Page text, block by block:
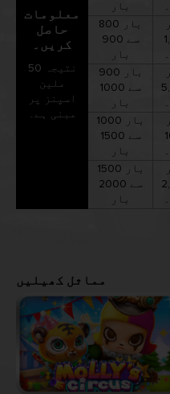
معلومات
حاصل
کریں۔
نتیجہ 50
ملین
اسپنز پر
مبنی ہے۔
بار
800 بار
سے 900
بار
900 بار
سے 1000
بار
1000 بار
سے 1500
بار
1500 بار
سے 2000
بار
مماثل کھیلیں